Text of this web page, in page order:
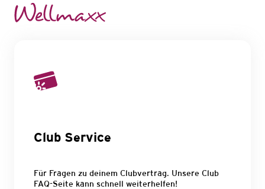
Club Service
Für Fragen zu deinem Clubvertrag. Unsere Club
FAQ-Seite kann schnell weiterhelfen!